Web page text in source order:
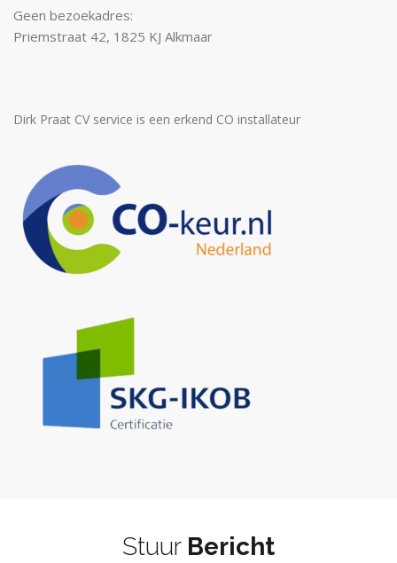
Geen bezoekadres:
Priemstraat 42, 1825 KJ Alkmaar
Dirk Praat CV service is een erkend CO installateur
Stuur Bericht